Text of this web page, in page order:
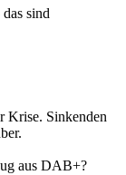
sind
Krise. Sinkenden
aus DAB+?